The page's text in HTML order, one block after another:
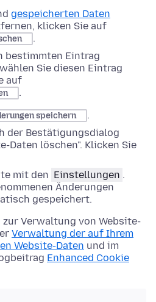
gespeicherten Daten
klicken Sie auf
.
bestimmten Eintrag
Sie diesen Eintrag
auf
.
speichern
.
der Bestätigungsdialog
Daten löschen". Klicken Sie
mit den Einstellungen .
Änderungen
gespeichert.
Verwaltung von Website-
Verwaltung der auf Ihrem
Website-Daten und im
Enhanced Cookie